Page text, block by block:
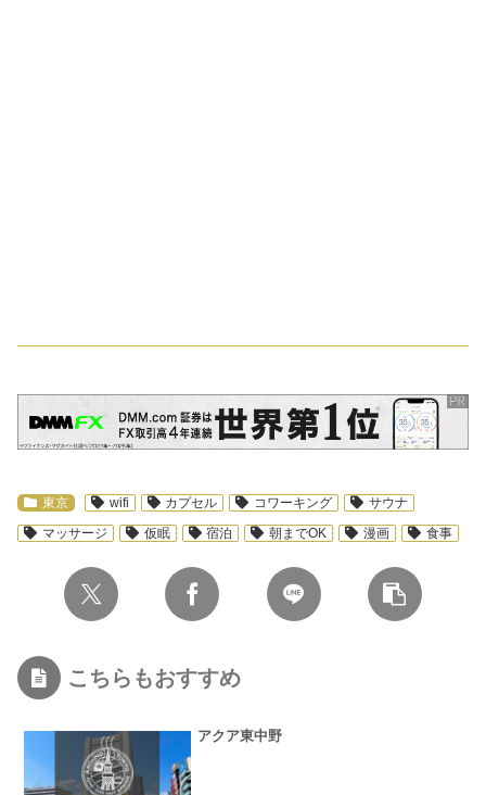
スポンサーリンク
東京 wifi カプセル コワーキング
サウナ
マッサージ
仮眠 宿泊 朝までOK 漫画 食事
こちらもおすすめ
アクア東中野